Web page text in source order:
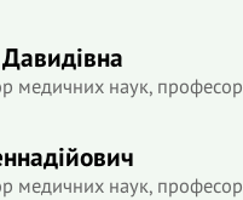
медичних наук, професор
медичних наук, професор